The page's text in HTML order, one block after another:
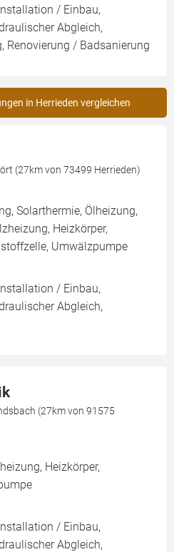
/ Einbau,
Abgleich,
Renovierung / Badsanierung
in Herrieden vergleichen
(27km von 73499 Herrieden)
Solarthermie, Ölheizung,
Heizkörper,
Umwälzpumpe
/ Einbau,
Abgleich,
(27km von 91575
Heizkörper,
/ Einbau,
Abgleich,